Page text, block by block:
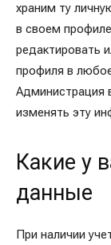
храним ту
в своем
редактировать
профиля в
Администрация
изменять эту
Какие у
данные
При наличии